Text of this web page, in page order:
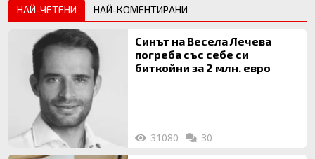
НАЙ-ЧЕТЕНИ НАЙ-КОМЕНТИРАНИ
Синът на Весела Лечева
погреба със себе си
биткойни за 2 млн. евро
31080 30